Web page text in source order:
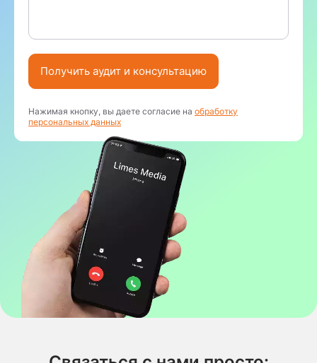
Получить аудит и консультацию
Нажимая кнопку, вы даете согласие на обработку
персональных данных